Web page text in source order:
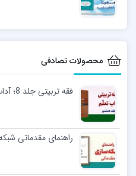
محصولات تصادفی
فقه تربیتی جلد 8؛ آداب تعلّم
راهنمای مقدماتی